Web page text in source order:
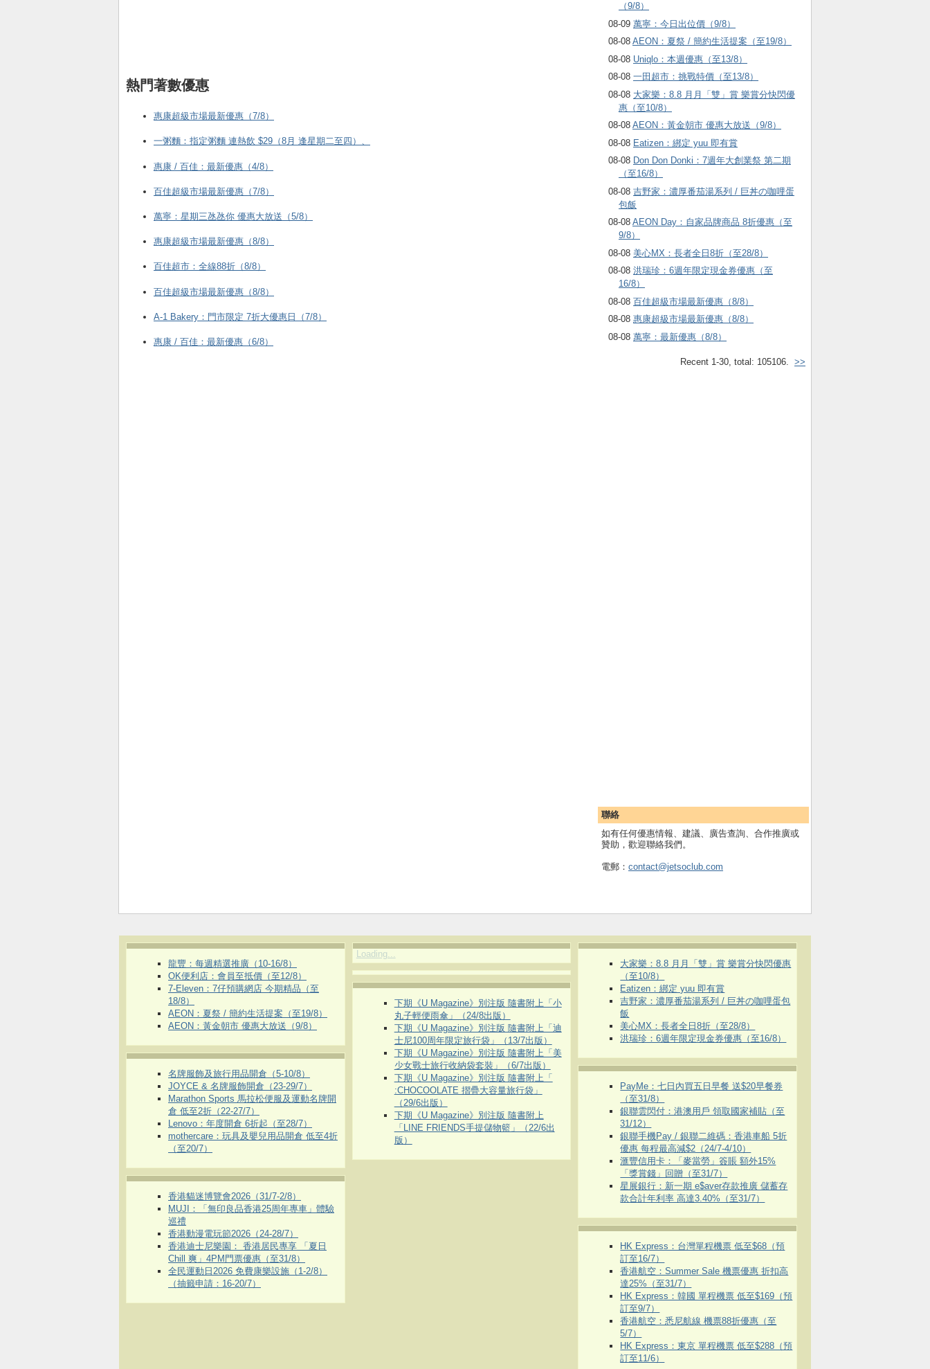
（9/8）
08-09 萬寧：今日出位價（9/8）
08-08 AEON：夏祭 / 簡約生活提案（至19/8）
08-08 Uniqlo：本週優惠（至13/8）
08-08 一田超市：挑戰特價（至13/8）
08-08 大家樂：8.8 月月「雙」賞 樂賞分快閃優
惠（至10/8）
08-08 AEON：黃金朝市 優惠大放送（9/8）
08-08 Eatizen：綁定 yuu 即有賞
08-08 Don Don Donki：7週年大創業祭 第二期
（至16/8）
08-08 吉野家：濃厚番茄湯系列 / 巨丼の咖哩蛋
包飯
08-08 AEON Day：自家品牌商品 8折優惠（至
9/8）
08-08 美心MX：長者全日8折（至28/8）
08-08 洪瑞珍：6週年限定現金券優惠（至
16/8）
08-08 百佳超級市場最新優惠（8/8）
08-08 惠康超級市場最新優惠（8/8）
08-08 萬寧：最新優惠（8/8）
Recent 1-30, total: 105106. >>
聯絡
如有任何優惠情報、建議、廣告查詢、合作推廣或
贊助，歡迎聯絡我們。
電郵： contact@jetsoclub.com
熱門著數優惠
惠康超級市場最新優惠（7/8）
一粥麵：指定粥麵 連熱飲 $29（8月 逢星期二至四）、
惠康 / 百佳：最新優惠（4/8）
百佳超級市場最新優惠（7/8）
萬寧：星期三氹氹你 優惠大放送（5/8）
惠康超級市場最新優惠（8/8）
百佳超市：全線88折（8/8）
百佳超級市場最新優惠（8/8）
A-1 Bakery：門市限定 7折大優惠日（7/8）
惠康 / 百佳：最新優惠（6/8）
龍豐：每週精選推廣（10-16/8）
OK便利店：會員至抵價（至12/8）
7-Eleven：7仔預購網店 今期精品（至
18/8）
AEON：夏祭 / 簡約生活提案（至19/8）
AEON：黃金朝市 優惠大放送（9/8）
名牌服飾及旅行用品開倉（5-10/8）
JOYCE & 名牌服飾開倉（23-29/7）
Marathon Sports 馬拉松便服及運動名牌開
倉 低至2折（22-27/7）
Lenovo：年度開倉 6折起（至28/7）
mothercare：玩具及嬰兒用品開倉 低至4折
（至20/7）
香港貓迷博覽會2026（31/7-2/8）
MUJI：「無印良品香港25周年專車」體驗
巡禮
香港動漫電玩節2026（24-28/7）
香港迪士尼樂園： 香港居民專享 「夏日
Chill 爽」4PM門票優惠（至31/8）
全民運動日2026 免費康樂設施（1-2/8）
（抽籤申請：16-20/7）
Loading...
下期《U Magazine》別注版 隨書附上「小
丸子輕便雨傘」（24/8出版）
下期《U Magazine》別注版 隨書附上「迪
士尼100周年限定旅行袋」（13/7出版）
下期《U Magazine》別注版 隨書附上「美
少女戰士旅行收納袋套裝」（6/7出版）
下期《U Magazine》別注版 隨書附上「
:CHOCOOLATE 摺疊大容量旅行袋」
（29/6出版）
下期《U Magazine》別注版 隨書附上
「LINE FRIENDS手提儲物籃」（22/6出
版）
大家樂：8.8 月月「雙」賞 樂賞分快閃優惠
（至10/8）
Eatizen：綁定 yuu 即有賞
吉野家：濃厚番茄湯系列 / 巨丼の咖哩蛋包
飯
美心MX：長者全日8折（至28/8）
洪瑞珍：6週年限定現金券優惠（至16/8）
PayMe：七日內買五日早餐 送$20早餐券
（至31/8）
銀聯雲閃付：港澳用戶 領取國家補貼（至
31/12）
銀聯手機Pay / 銀聯二維碼：香港車船 5折
優惠 每程最高減$2（24/7-4/10）
滙豐信用卡：「麥當勞」簽賬 額外15%
「獎賞錢」回贈（至31/7）
星展銀行：新一期 e$aver存款推廣 儲蓄存
款合計年利率 高達3.40%（至31/7）
HK Express：台灣單程機票 低至$68（預
訂至16/7）
香港航空：Summer Sale 機票優惠 折扣高
達25%（至31/7）
HK Express：韓國 單程機票 低至$169（預
訂至9/7）
香港航空：悉尼航線 機票88折優惠（至
5/7）
HK Express：東京 單程機票 低至$288（預
訂至11/6）